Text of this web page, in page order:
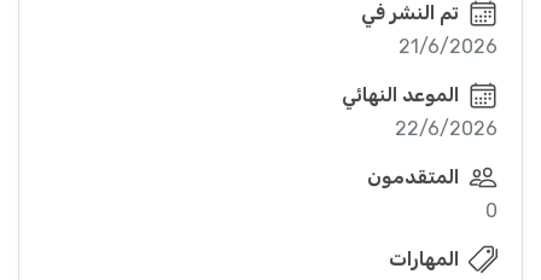
تم النشر في
21/6/2026
الموعد النهائي
22/6/2026
المتقدمون
0
المهارات